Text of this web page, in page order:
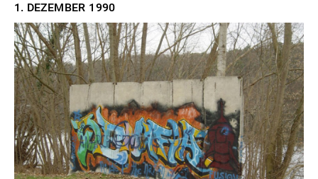
1. DEZEMBER 1990